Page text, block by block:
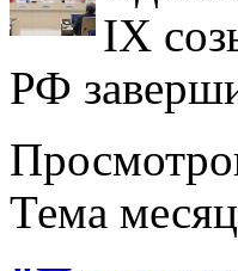
IX
РФ
Тема